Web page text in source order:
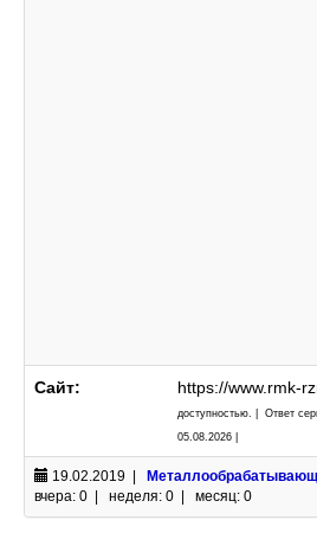
Сайт: https://www.rmk-
доступностью. | Ответ
05.08.2026 |
19.02.2019 |
вчера: 0 | неделя: 0 | месяц: 0